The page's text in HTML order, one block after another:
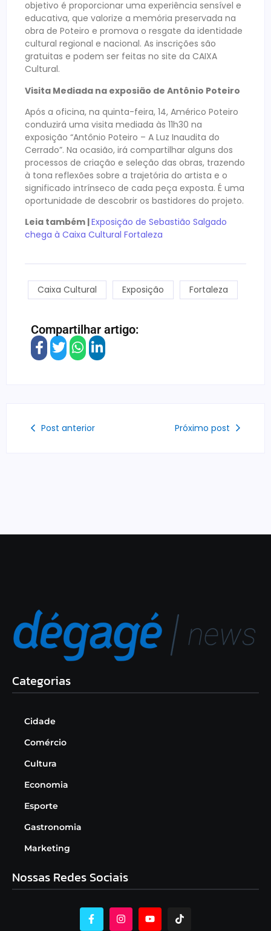
objetivo é proporcionar uma experiência sensível e
educativa, que valorize a memória preservada na
obra de Poteiro e promova o resgate da identidade
cultural regional e nacional. As inscrições são
gratuitas e podem ser feitas no site da CAIXA
Cultural.
Visita Mediada na exposião de Antônio Poteiro
Após a oficina, na quinta-feira, 14, Américo Poteiro
conduzirá uma visita mediada às 11h30 na
exposição “Antônio Poteiro – A Luz Inaudita do
Cerrado”. Na ocasião, irá compartilhar alguns dos
processos de criação e seleção das obras, trazendo
à tona reflexões sobre a trajetória do artista e o
significado intrínseco de cada peça exposta. É uma
oportunidade de descobrir os bastidores do projeto.
Leia também |Exposição de Sebastião Salgado
chega à Caixa Cultural Fortaleza
Caixa Cultural Exposição Fortaleza
Compartilhar artigo:
Post anterior Próximo post
Categorias
Cidade
Comércio
Cultura
Economia
Esporte
Gastronomia
Marketing
Nossas Redes Sociais